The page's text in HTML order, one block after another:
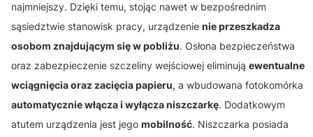
najmniejszy. Dzięki temu, stojąc nawet w bezpośrednim
sąsiedztwie stanowisk pracy, urządzenie nie przeszkadza
osobom znajdującym się w pobliżu. Osłona bezpieczeństwa
oraz zabezpieczenie szczeliny wejściowej eliminują ewentualne
wciągnięcia oraz zacięcia papieru, a wbudowana fotokomórka
automatycznie włącza i wyłącza niszczarkę. Dodatkowym
atutem urządzenia jest jego mobilność. Niszczarka posiada